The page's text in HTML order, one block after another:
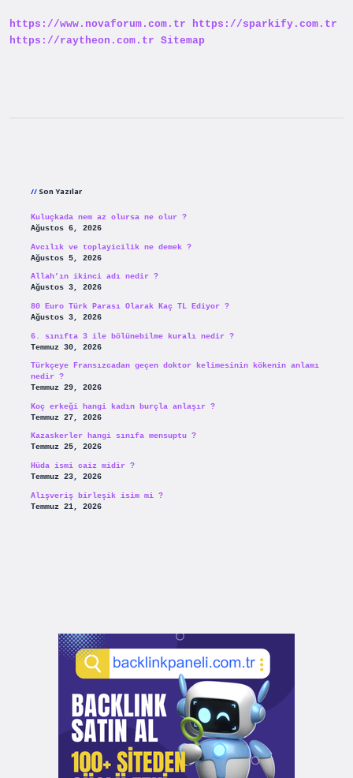
Mı
https://www.novaforum.com.tr
https://sparkify.com.tr
https://raytheon.com.tr Sitemap
Son Yazılar
Kuluçkada nem az olursa ne olur ?
Ağustos 6, 2026
Avcılık ve toplayicilik ne demek ?
Ağustos 5, 2026
Allah’ın ikinci adı nedir ?
Ağustos 3, 2026
80 Euro Türk Parası Olarak Kaç TL Ediyor ?
Ağustos 3, 2026
6. sınıfta 3 ile bölünebilme kuralı nedir ?
Temmuz 30, 2026
Türkçeye Fransızcadan geçen doktor kelimesinin kökenin anlamı
nedir ?
Temmuz 29, 2026
Koç erkeği hangi kadın burçla anlaşır ?
Temmuz 27, 2026
Kazaskerler hangi sınıfa mensuptu ?
Temmuz 25, 2026
Hüda ismi caiz midir ?
Temmuz 23, 2026
Alışveriş birleşik isim mi ?
Temmuz 21, 2026